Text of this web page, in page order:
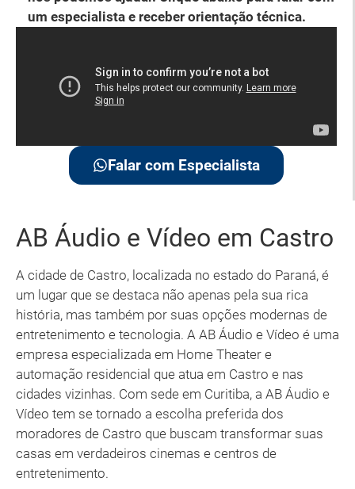
um especialista e receber orientação técnica.
Falar com Especialista
AB Áudio e Vídeo em Castro
A cidade de Castro, localizada no estado do Paraná, é
um lugar que se destaca não apenas pela sua rica
história, mas também por suas opções modernas de
entretenimento e tecnologia. A AB Áudio e Vídeo é uma
empresa especializada em Home Theater e
automação residencial que atua em Castro e nas
cidades vizinhas. Com sede em Curitiba, a AB Áudio e
Vídeo tem se tornado a escolha preferida dos
moradores de Castro que buscam transformar suas
casas em verdadeiros cinemas e centros de
entretenimento.